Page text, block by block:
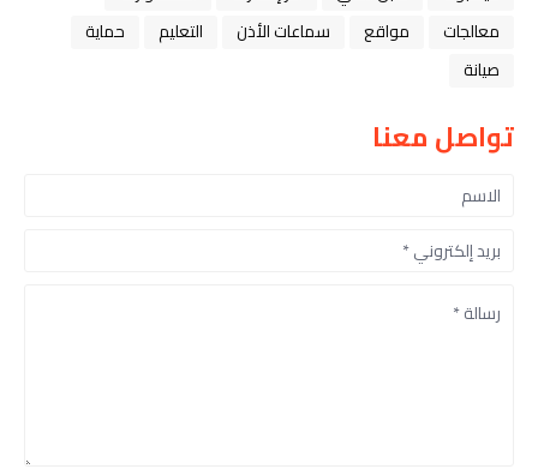
معالجات
مواقع سماعات الأذن التعليم
حماية
صيانة
تواصل معنا